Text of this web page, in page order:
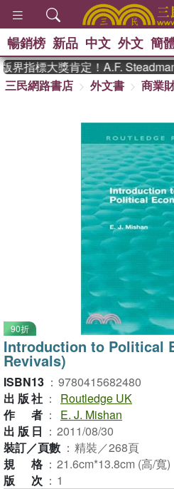
熱搜：
如果
代 、
迷走神
暢銷榜 新品 中文 外文 簡
指標大獎肯定！A.F.
三民網路書店
外文書
商業
90折
Introduction to Political
Revivals)
ISBN13 ： 9780415682480
出版社 ：
Routledge UK
作者 ：
E. J. Mishan
出版日 ： 2011/08/30
裝訂／頁數 ： 精裝／268頁
規格 ： 21.6cm*13.8cm (高/寬)
版次 ： 1